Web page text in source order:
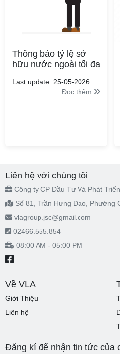
Thông báo tỷ lệ sở
hữu nước ngoài tối đa
Last update: 25-05-2026
Đọc thêm
Liên hệ với chúng tôi
Công ty CP Đầu Tư Và Phát
Số 81, Trần Hưng Đạo, Phường
vlagroup.jsc@gmail.com
02466.555.854
08:00 AM - 05:00 PM
Về VLA
Giới Thiệu
Liên hệ
Đăng kí để nhận tin tức của